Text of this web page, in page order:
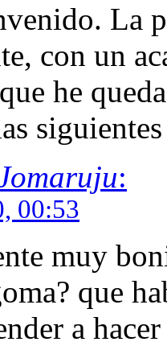
La
con un
he
:
00:53
muy
que
a